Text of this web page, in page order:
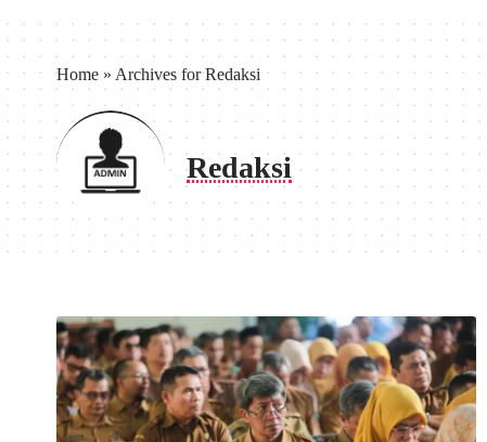
Home » Archives for Redaksi
Redaksi